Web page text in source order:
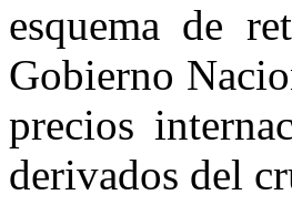
esquema de
Gobierno
precios
derivados del